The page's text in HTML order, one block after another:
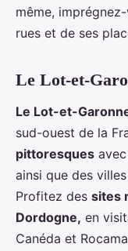
même,
rues et de ses
Le Lot-et-
Le Lot-et-
sud-ouest de la
pittoresques
ainsi que des
Profitez des sites
Dordogne, en
Canéda et